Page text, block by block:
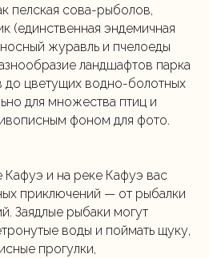
пелская сова-рыболов,
(единственная эндемичная
журавль и пчелоеды
ландшафтов парка
до цветущих водно-болотных
для множества птиц и
фоном для фото.
Кафуэ и на реке Кафуэ вас
приключений — от рыбалки
Заядлые рыбаки могут
воды и поймать щуку,
прогулки,